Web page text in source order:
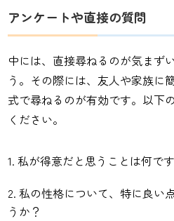
アンケートや直接の質問
中には、直接尋ねるのが気まず
う。その際には、友人や家族に
式で尋ねるのが有効です。以下
ください。
私が得意だと思うことは何で
私の性格について、特に良い
うか？